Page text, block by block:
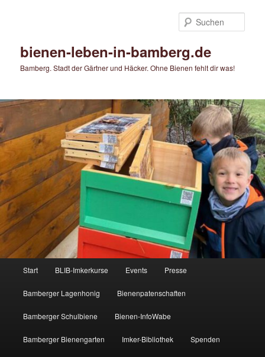
bienen-leben-in-bamberg.de
Bamberg. Stadt der Gärtner und Häcker. Ohne Bienen fehlt dir was!
Start BLIB-Imkerkurse Events Presse
Bamberger Lagenhonig Bienenpatenschaften
Bamberger Schulbiene Bienen-InfoWabe
Bamberger Bienengarten Imker-Bibliothek Spenden